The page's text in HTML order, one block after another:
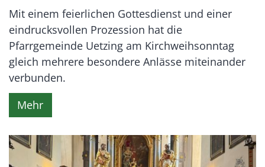
Mit einem feierlichen Gottesdienst und einer
eindrucksvollen Prozession hat die
Pfarrgemeinde Uetzing am Kirchweihsonntag
gleich mehrere besondere Anlässe miteinander
verbunden.
Mehr